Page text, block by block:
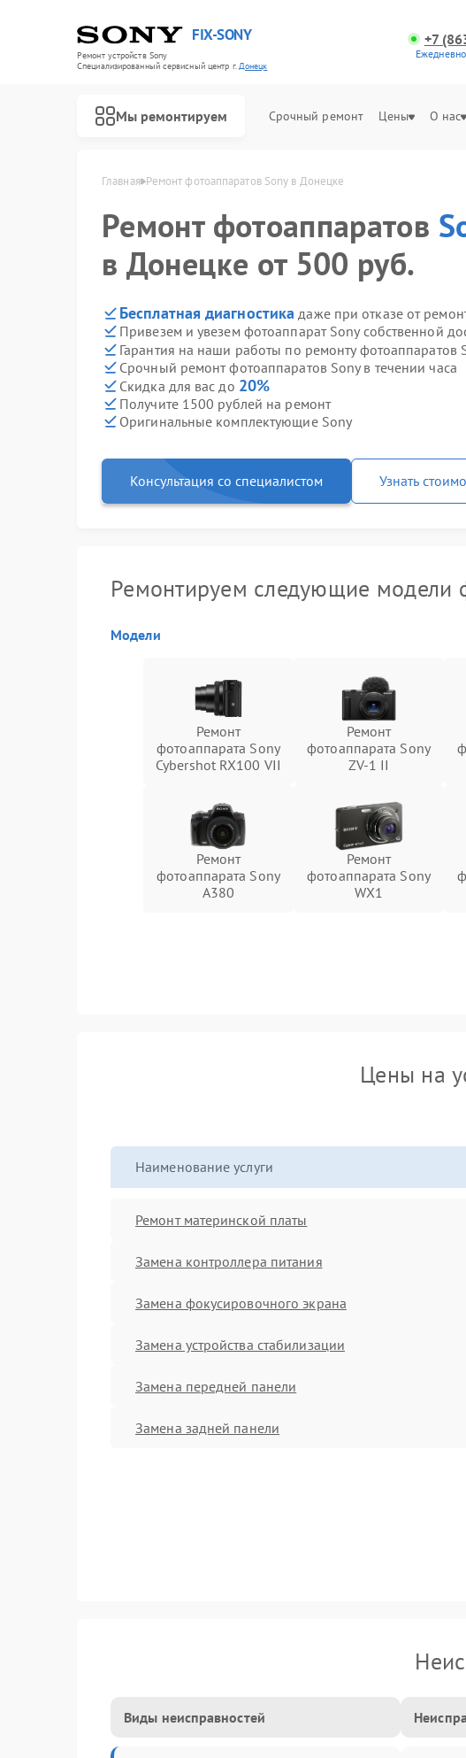
FIX-SONY
Ремонт устройств Sony
Специализированный cервисный центр г.Донецк
+7
Мы ремонтируем Срочный ремонт Цены О нас
Главная Ремонт фотоаппаратов Sony в Донецке
Ремонт фотоаппаратов
в Донецке от 500 руб.
Бесплатная диагностика даже при отказе от
Привезем и увезем фотоаппарат Sony собственной
Гарантия на наши работы по ремонту фотоаппаратов
Срочный ремонт фотоаппаратов Sony в течении часа
Скидка для вас до 20%
Получите 1500 рублей на ремонт
Оригинальные комплектующие Sony
Консультация со специалистом Узнать
Ремонтируем следующие модели
Модели
Ремонт
фотоаппарата Sony
Cybershot RX100 VII
Ремонт
фотоаппарата Sony
ZV-1 II
Ремонт
фотоаппарата Sony
A380
Ремонт
фотоаппарата Sony
WX1
Цены на
Наименование услуги
Ремонт материнской платы
Замена контроллера питания
Замена фокусировочного экрана
Замена устройства стабилизации
Замена передней панели
Замена задней панели
Виды неисправностей